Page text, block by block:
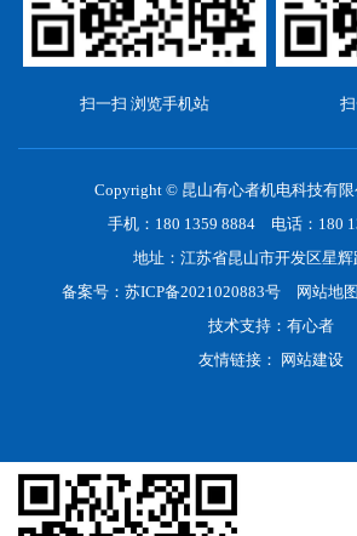
扫一扫 浏览手机站
Copyright © 昆山有心者机电科技有
手机：180 1359 8884 电话：180
地址：江苏省昆山市开发区星辉
备案号： 苏ICP备2021020883号 网站地图
技术支持： 有心者
友情链接：
网站建设